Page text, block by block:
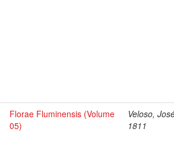
Florae Fluminensis (Volume
05)
Veloso,
1811